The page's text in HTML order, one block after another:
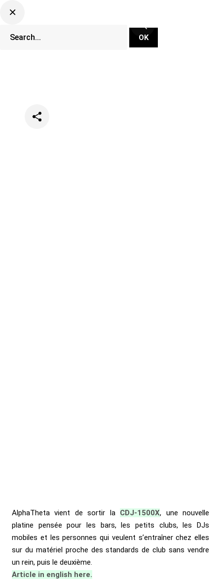
AlphaTheta vient de sortir la CDJ-1500X, une nouvelle
platine pensée pour les bars, les petits clubs, les DJs
mobiles et les personnes qui veulent s’entraîner chez elles
sur du matériel proche des standards de club sans vendre
un rein, puis le deuxième.
Article in english here.